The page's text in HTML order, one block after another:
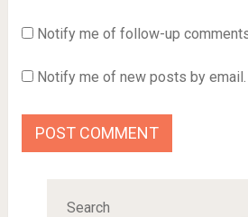
Notify me of follow-up
Notify me of new posts by email.
Search